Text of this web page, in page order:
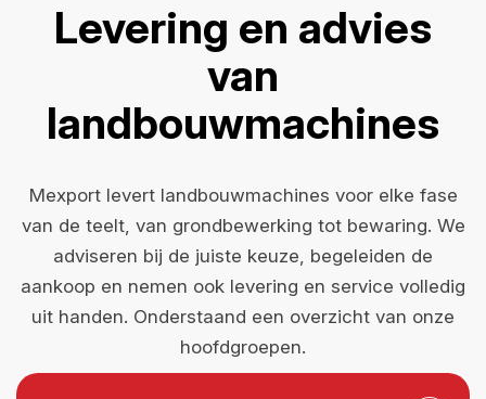
Levering en advies
van
landbouwmachines
Mexport levert landbouwmachines voor elke fase
van de teelt, van grondbewerking tot bewaring. We
adviseren bij de juiste keuze, begeleiden de
aankoop en nemen ook levering en service volledig
uit handen. Onderstaand een overzicht van onze
hoofdgroepen.